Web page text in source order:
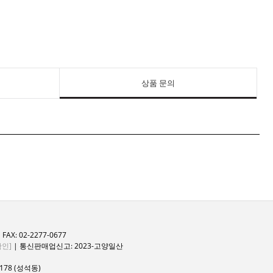
상품 문의
02-2277-0677
] | 통신판매업신고: 2023-고양일산
(성석동)